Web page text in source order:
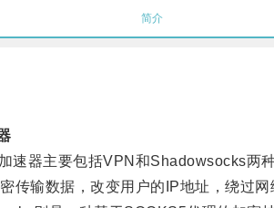
简介
器主要包括VPN和Shadowsocks两种
输数据，改变用户的IP地址，绕过网